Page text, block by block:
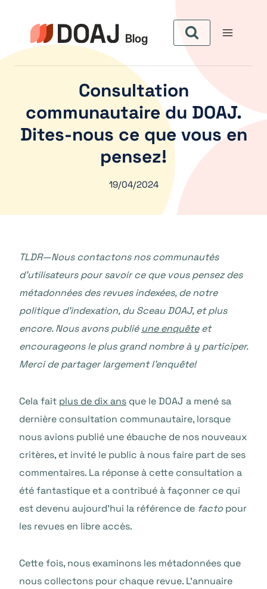
content
Consultation
communautaire du DOAJ.
Dites-nous ce que vous en
pensez!
19/04/2024
TLDR—Nous contactons nos communautés
d’utilisateurs pour savoir ce que vous pensez des
métadonnées des revues indexées, de notre
politique d’indexation, du Sceau DOAJ, et plus
encore. Nous avons publié une enquêteet
encourageons le plus grand nombre à y participer.
Merci de partager largement l’enquête!
Cela fait plus de dix ans que le DOAJ a mené sa
dernière consultation communautaire, lorsque
nous avions publié une ébauche de nos nouveaux
critères, et invité le public à nous faire part de ses
commentaires. La réponse à cette consultation a
été fantastique et a contribué à façonner ce qui
est devenu aujourd’hui la référence de facto pour
les revues en libre accès.
Cette fois, nous examinons les métadonnées que
nous collectons pour chaque revue. L’annuaire